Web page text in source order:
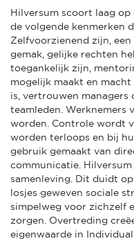
Hilversum scoort laag
de volgende kenmerken
Zelfvoorzienend zijn,
gemak, gelijke rechten
toegankelijk zijn,
mogelijk maakt en
is, vertrouwen managers
teamleden. Werknemers
worden. Controle wordt
worden terloops en bij
gebruik gemaakt van
communicatie.
samenleving. Dit duidt
losjes geweven sociale
simpelweg voor zichzelf
zorgen. Overtreding
eigenwaarde in